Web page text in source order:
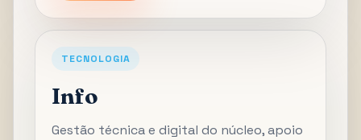
TECNOLOGIA
Info
Gestão técnica e digital do núcleo, apoio